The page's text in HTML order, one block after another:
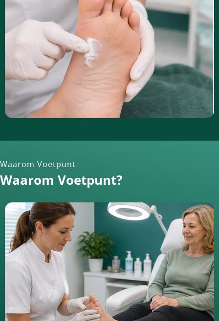
Waarom Voetpunt
Waarom Voetpunt?